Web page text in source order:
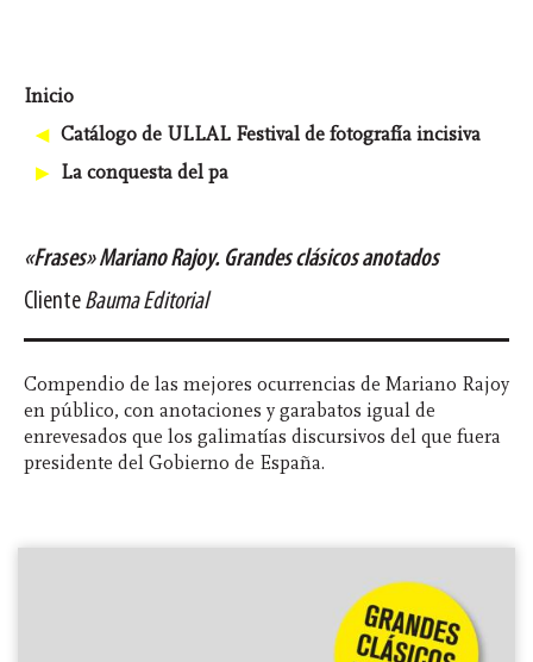
contenido
principal
Inicio
Catálogo de ULLAL Festival de fotografía incisiva
La conquesta del pa
«Frases» Mariano Rajoy. Grandes clásicos anotados
ClienteBauma Editorial
Compendio de las mejores ocurrencias de Mariano Rajoy
en público, con anotaciones y garabatos igual de
enrevesados que los galimatías discursivos del que fuera
presidente del Gobierno de España.